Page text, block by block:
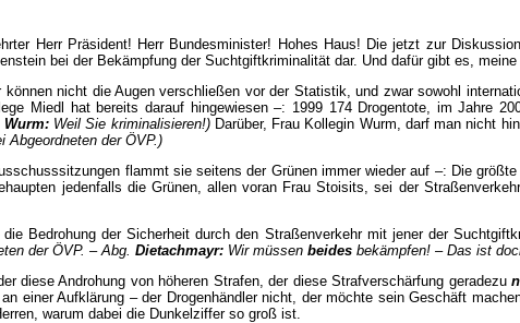
Herr Präsident! Herr Bundesminister! Hohes Haus! Die jetzt zur
bei der Bekämpfung der Suchtgiftkriminalität dar. Und dafür gibt es,
nicht die Augen verschließen vor der Statistik, und zwar sowohl
Miedl hat bereits darauf hingewiesen –: 1999 174 Drogentote, im Jahre
Wurm: Weil Sie kriminalisieren!) Darüber, Frau Kollegin Wurm, darf man nicht
Abgeordneten der ÖVP.)
flammt sie seitens der Grünen immer wieder auf –: Die
jedenfalls die Grünen, allen voran Frau Stoisits, sei der
Bedrohung der Sicherheit durch den Straßenverkehr mit jener der
der ÖVP. – Abg. Dietachmayr: Wir müssen beides bekämpfen! – Das ist
diese Androhung von höheren Strafen, der diese Strafverschärfung geradezu
einer Aufklärung – der Drogenhändler nicht, der möchte sein Geschäft
warum dabei die Dunkelziffer so groß ist.